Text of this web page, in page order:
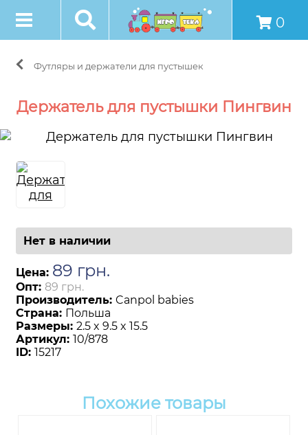
0
Футляры и держатели для пустышек
Держатель для пустышки Пингвин
Нет в наличии
Цена: 89 грн.
Опт: 89 грн.
Производитель: Canpol babies
Страна: Польша
Размеры: 2.5 x 9.5 x 15.5
Артикул: 10/878
ID: 15217
Похожие товары